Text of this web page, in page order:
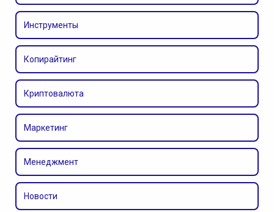
Инструменты
Копирайтинг
Криптовалюта
Маркетинг
Менеджмент
Новости